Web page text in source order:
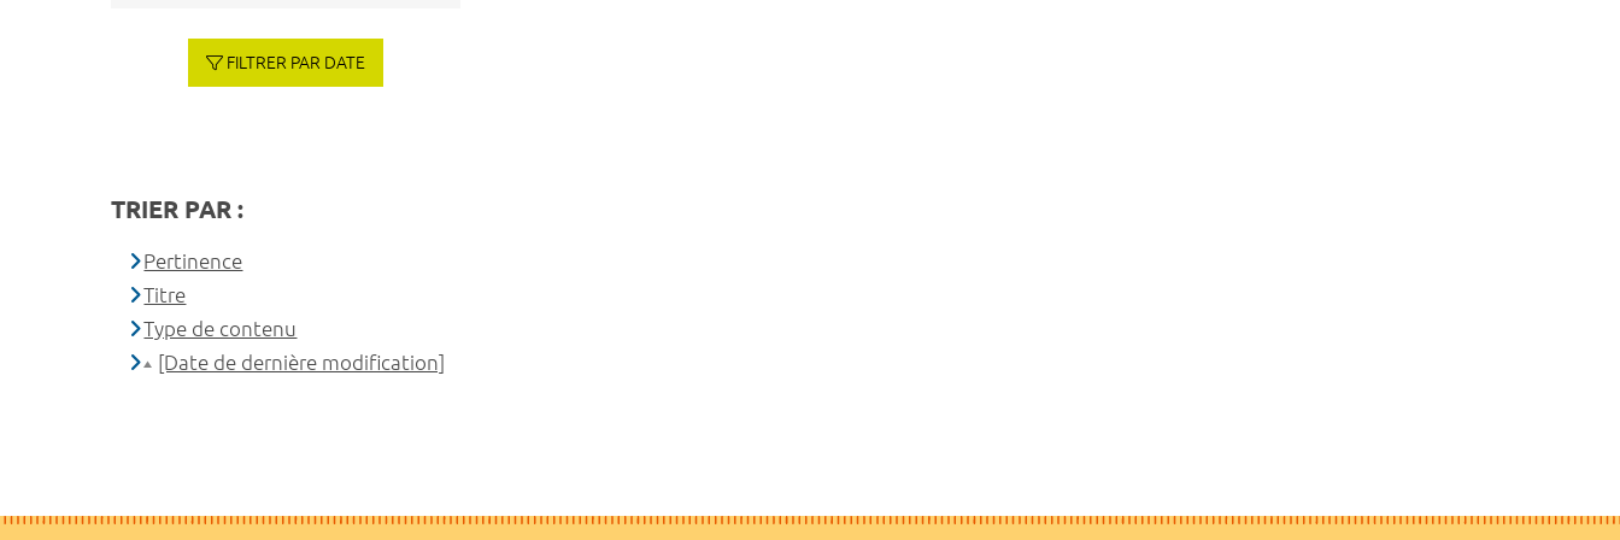
FILTRER PAR DATE
TRIER PAR :
Pertinence
Titre
Type de contenu
[Date de dernière modification]